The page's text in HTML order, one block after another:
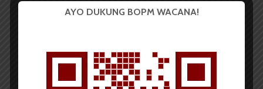
AYO DUKUNG BOPM WACANA!